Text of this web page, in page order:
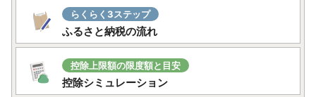
らくらく3ステップ
ふるさと納税の流れ
控除上限額の限度額と目安
控除シミュレーション